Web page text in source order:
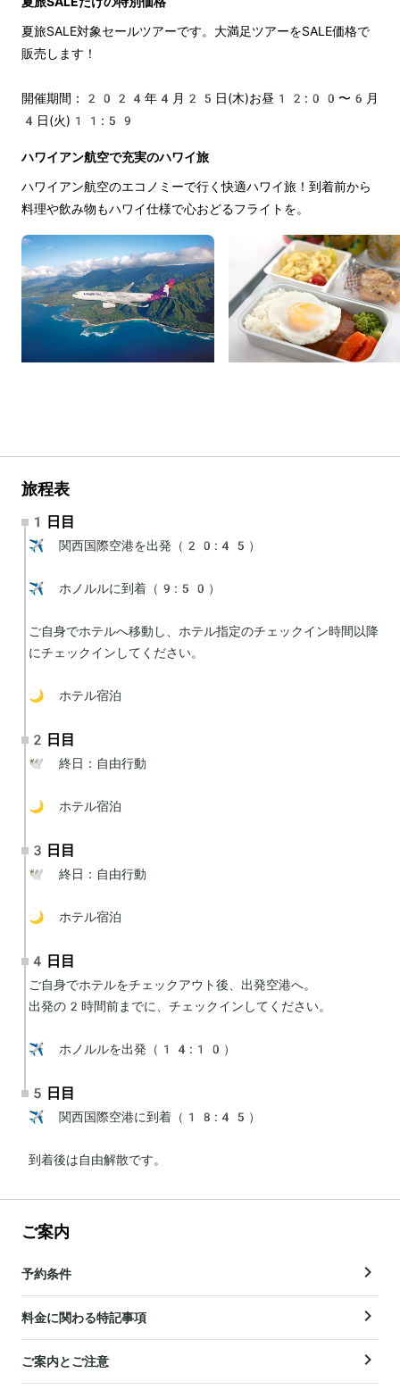
夏旅SALE対象セールツアーです。大満足ツアーをSALE価格で
販売します！
開催期間：2024年4月25日(木)お昼12:00〜6月
4日(火)11:59
ハワイアン航空で充実のハワイ旅
ハワイアン航空のエコノミーで行く快適ハワイ旅！到着前から
料理や飲み物もハワイ仕様で心おどるフライトを。
旅程表
1日目
✈️ 関西国際空港を出発（20:45）
✈️ ホノルルに到着（9:50）
ご自身でホテルへ移動し、ホテル指定のチェックイン時間以降
にチェックインしてください。
🌙 ホテル宿泊
2日目
🕊 終日：自由行動
🌙 ホテル宿泊
3日目
🕊 終日：自由行動
🌙 ホテル宿泊
4日目
ご自身でホテルをチェックアウト後、出発空港へ。
出発の2時間前までに、チェックインしてください。
✈️ ホノルルを出発（14:10）
5日目
✈️ 関西国際空港に到着（18:45）
到着後は自由解散です。
ご案内
予約条件
料金に関わる特記事項
ご案内とご注意